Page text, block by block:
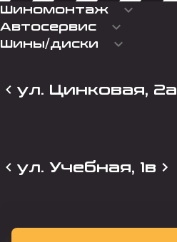
Шиномонтаж keyboard_arrow_down
Автосервис keyboard_arrow_down
Шины/диски keyboard_arrow_down
ул. Цинковая, 2а
ул. Учебная, 1в